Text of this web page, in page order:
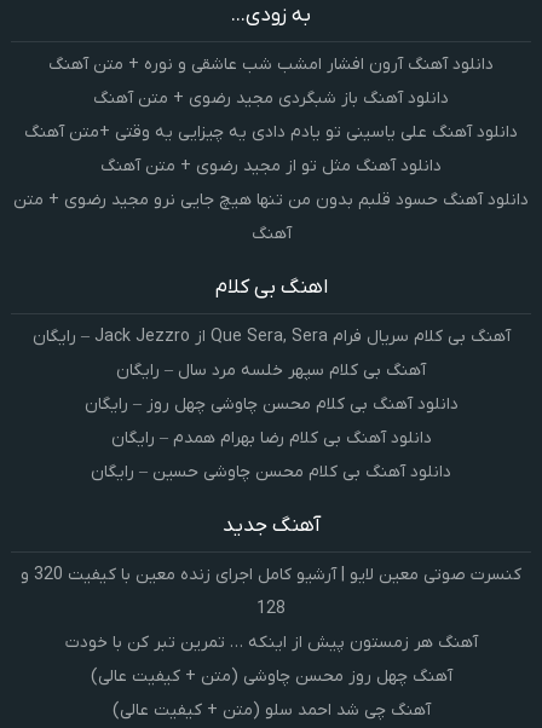
به زودی...
دانلود آهنگ آرون افشار امشب شب عاشقی و نوره + متن آهنگ
دانلود آهنگ باز شبگردی مجید رضوی + متن آهنگ
دانلود آهنگ علی یاسینی تو یادم دادی یه چیزایی یه وقتی +متن آهنگ
دانلود آهنگ مثل تو از مجید رضوی + متن آهنگ
دانلود آهنگ حسود قلبم بدون من تنها هیچ جایی نرو مجید رضوی + متن
آهنگ
اهنگ بی کلام
آهنگ بی کلام سریال فرام Que Sera, Sera از Jack Jezzro – رایگان
آهنگ بی کلام سپهر خلسه مرد سال – رایگان
دانلود آهنگ بی کلام محسن چاوشی چهل روز – رایگان
دانلود آهنگ بی کلام رضا بهرام همدم – رایگان
دانلود آهنگ بی کلام محسن چاوشی حسین – رایگان
آهنگ جدید
کنسرت صوتی معین لایو | آرشیو کامل اجرای زنده معین با کیفیت 320 و
128
آهنگ هر زمستون پیش از اینکه … تمرین تبر کن با خودت
آهنگ چهل روز محسن چاوشی (متن + کیفیت عالی)
آهنگ چی شد احمد سلو (متن + کیفیت عالی)